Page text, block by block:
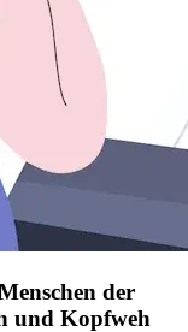
der
und Kopfweh